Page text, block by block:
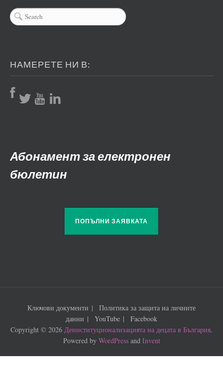
НАМЕРЕТЕ НИ В:
Абонамент за електронен
бюлетин
ПОПЪЛНИ ЗАЯВКАТА
Ключови документи
Политика за защита на личните
данни
YouTube
Facebook
Copyright © 2026 Деинституционализацията на децата в България.
Powered by WordPressand Invent